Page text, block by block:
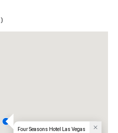
)
Four Seasons Hotel Las Vegas